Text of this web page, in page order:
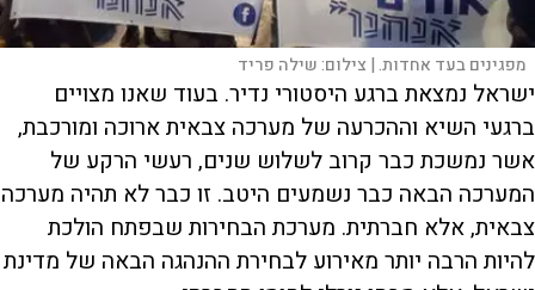
מפגינים בעד אחדות. | צילום:שילה פריד
ישראל נמצאת ברגע היסטורי נדיר. בעוד שאנו מצויים
ברגעי השיא וההכרעה של מערכה צבאית ארוכה ומורכבת,
אשר נמשכת כבר קרוב לשלוש שנים, רעשי הרקע של
המערכה הבאה כבר נשמעים היטב. זו כבר לא תהיה מערכה
צבאית, אלא חברתית. מערכת הבחירות שבפתח הולכת
להיות הרבה יותר מאירוע לבחירת ההנהגה הבאה של מדינת